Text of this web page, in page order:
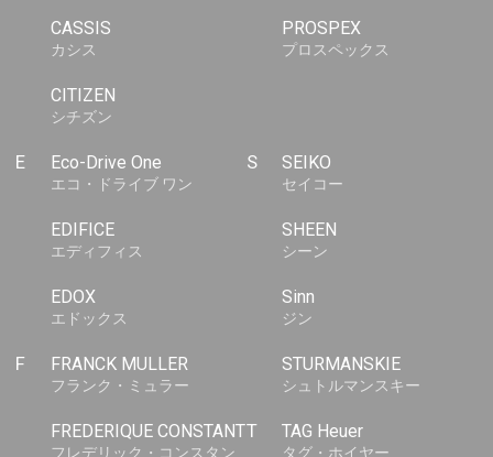
CASSIS
カシス
CITIZEN
シチズン
E Eco-Drive One
エコ・ドライブ ワン
EDIFICE
エディフィス
EDOX
エドックス
F FRANCK MULLER
フランク・ミュラー
FREDERIQUE CONSTANT
フレデリック・コンスタン
PROSPEX
プロスペックス
S SEIKO
セイコー
SHEEN
シーン
Sinn
ジン
STURMANSKIE
シュトルマンスキー
T TAG Heuer
タグ・ホイヤー